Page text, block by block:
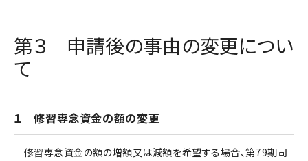
第３ 申請後の事由の変更につい
て
１ 修習専念資金の額の変更
修習専念資金の額の増額又は減額を希望する場合、第79期司